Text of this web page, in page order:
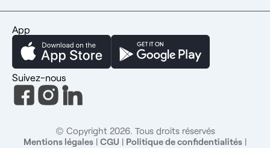
App
Suivez-nous
© Copyright 2026. Tous droits réservés
Mentions légales | CGU | Politique de confidentialités |